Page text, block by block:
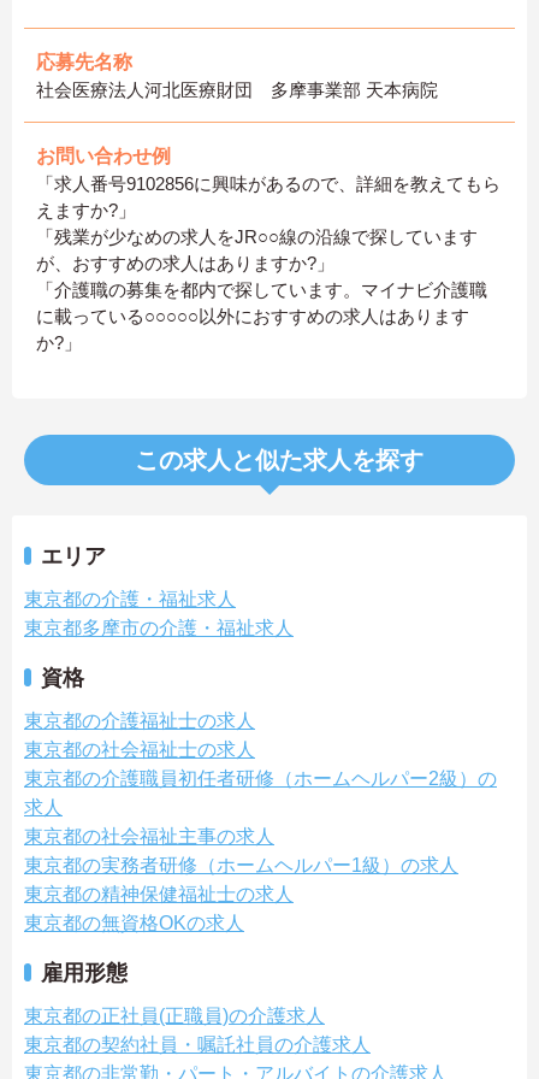
応募先名称
社会医療法人河北医療財団 多摩事業部 天本病院
お問い合わせ例
「求人番号9102856に興味があるので、詳細を教えてもら
えますか?」
「残業が少なめの求人をJR○○線の沿線で探しています
が、おすすめの求人はありますか?」
「介護職の募集を都内で探しています。マイナビ介護職
に載っている○○○○○以外におすすめの求人はあります
か?」
この求人と似た求人を探す
エリア
東京都の介護・福祉求人
東京都多摩市の介護・福祉求人
資格
東京都の介護福祉士の求人
東京都の社会福祉士の求人
東京都の介護職員初任者研修（ホームヘルパー2級）の
求人
東京都の社会福祉主事の求人
東京都の実務者研修（ホームヘルパー1級）の求人
東京都の精神保健福祉士の求人
東京都の無資格OKの求人
雇用形態
東京都の正社員(正職員)の介護求人
東京都の契約社員・嘱託社員の介護求人
東京都の非常勤・パート・アルバイトの介護求人